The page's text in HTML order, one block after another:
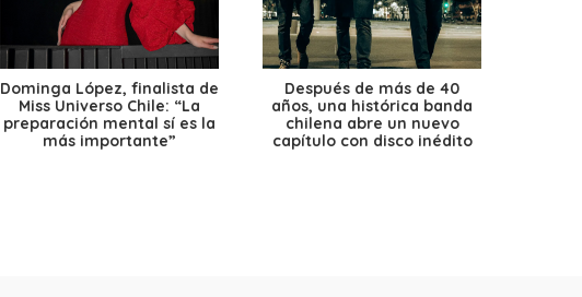
Dominga López, finalista de
Miss Universo Chile: “La
preparación mental sí es la
más importante”
Después de más de 40
años, una histórica banda
chilena abre un nuevo
capítulo con disco inédito